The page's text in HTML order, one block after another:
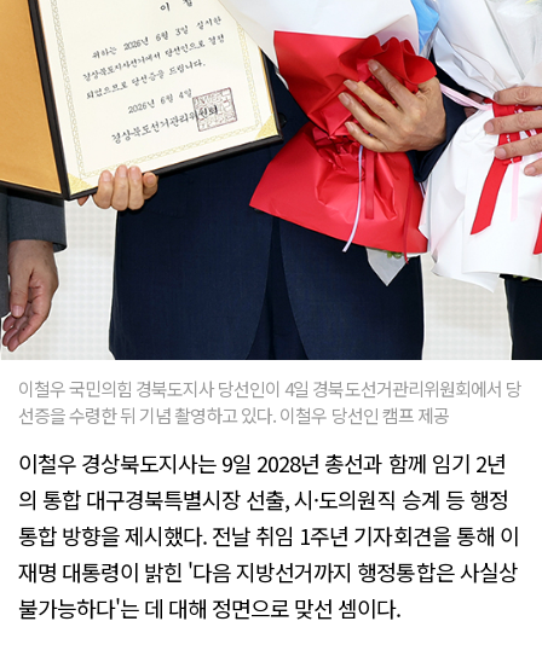
이철우 국민의힘 경북도지사 당선인이 4일 경북도선거관리위원회에서 당
선증을 수령한 뒤 기념 촬영하고 있다. 이철우 당선인 캠프 제공
이철우 경상북도지사는 9일 2028년 총선과 함께 임기 2년
의 통합 대구경북특별시장 선출, 시·도의원직 승계 등 행정
통합 방향을 제시했다. 전날 취임 1주년 기자회견을 통해 이
재명 대통령이 밝힌 '다음 지방선거까지 행정통합은 사실상
불가능하다'는 데 대해 정면으로 맞선 셈이다.